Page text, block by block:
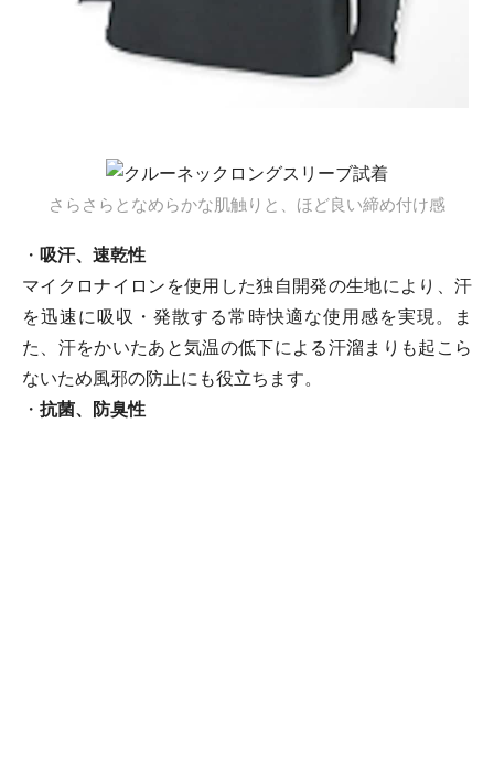
さらさらとなめらかな肌触りと、ほど良い締め付け感
・ 吸汗、速乾性
マイクロナイロンを使用した独自開発の生地により、汗
を迅速に吸収・発散する常時快適な使用感を実現。ま
た、汗をかいたあと気温の低下による汗溜まりも起こら
ないため風邪の防止にも役立ちます。
・ 抗菌、防臭性